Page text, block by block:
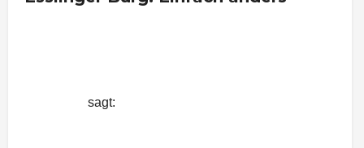
sagt: